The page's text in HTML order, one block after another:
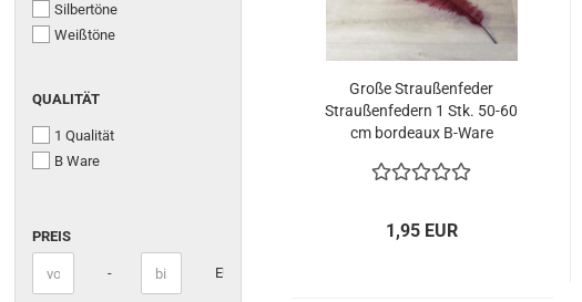
Große Straußenfeder
Straußenfedern 1 Stk. 50-60
cm bordeaux B-Ware
1,95 EUR
Silbertöne
Weißtöne
QUALITÄT
QUALITÄT
1 Qualität
B Ware
PREIS
Preis bis - EUR